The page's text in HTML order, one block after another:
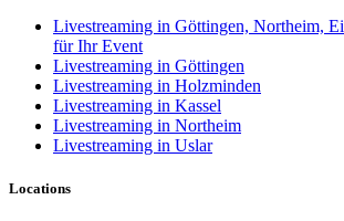
Livestreaming in Göttingen, Northeim,
für Ihr Event
Livestreaming in Göttingen
Livestreaming in Holzminden
Livestreaming in Kassel
Livestreaming in Northeim
Livestreaming in Uslar
Locations